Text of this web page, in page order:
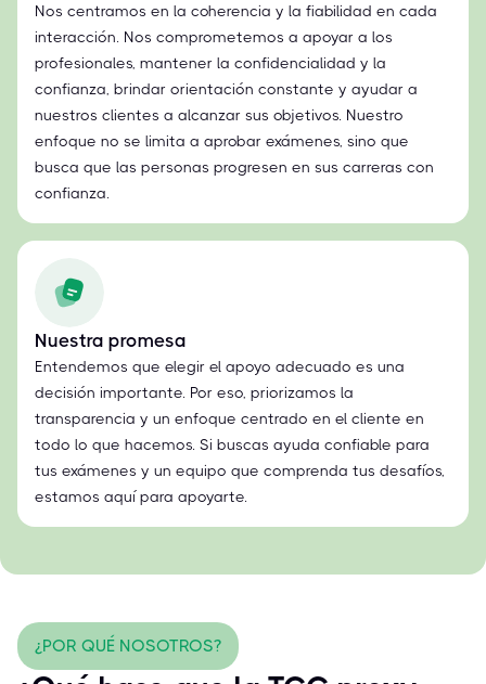
Nos centramos en la coherencia y la fiabilidad en cada
interacción. Nos comprometemos a apoyar a los
profesionales, mantener la confidencialidad y la
confianza, brindar orientación constante y ayudar a
nuestros clientes a alcanzar sus objetivos. Nuestro
enfoque no se limita a aprobar exámenes, sino que
busca que las personas progresen en sus carreras con
confianza.
Nuestra promesa
Entendemos que elegir el apoyo adecuado es una
decisión importante. Por eso, priorizamos la
transparencia y un enfoque centrado en el cliente en
todo lo que hacemos. Si buscas ayuda confiable para
tus exámenes y un equipo que comprenda tus desafíos,
estamos aquí para apoyarte.
¿POR QUÉ NOSOTROS?